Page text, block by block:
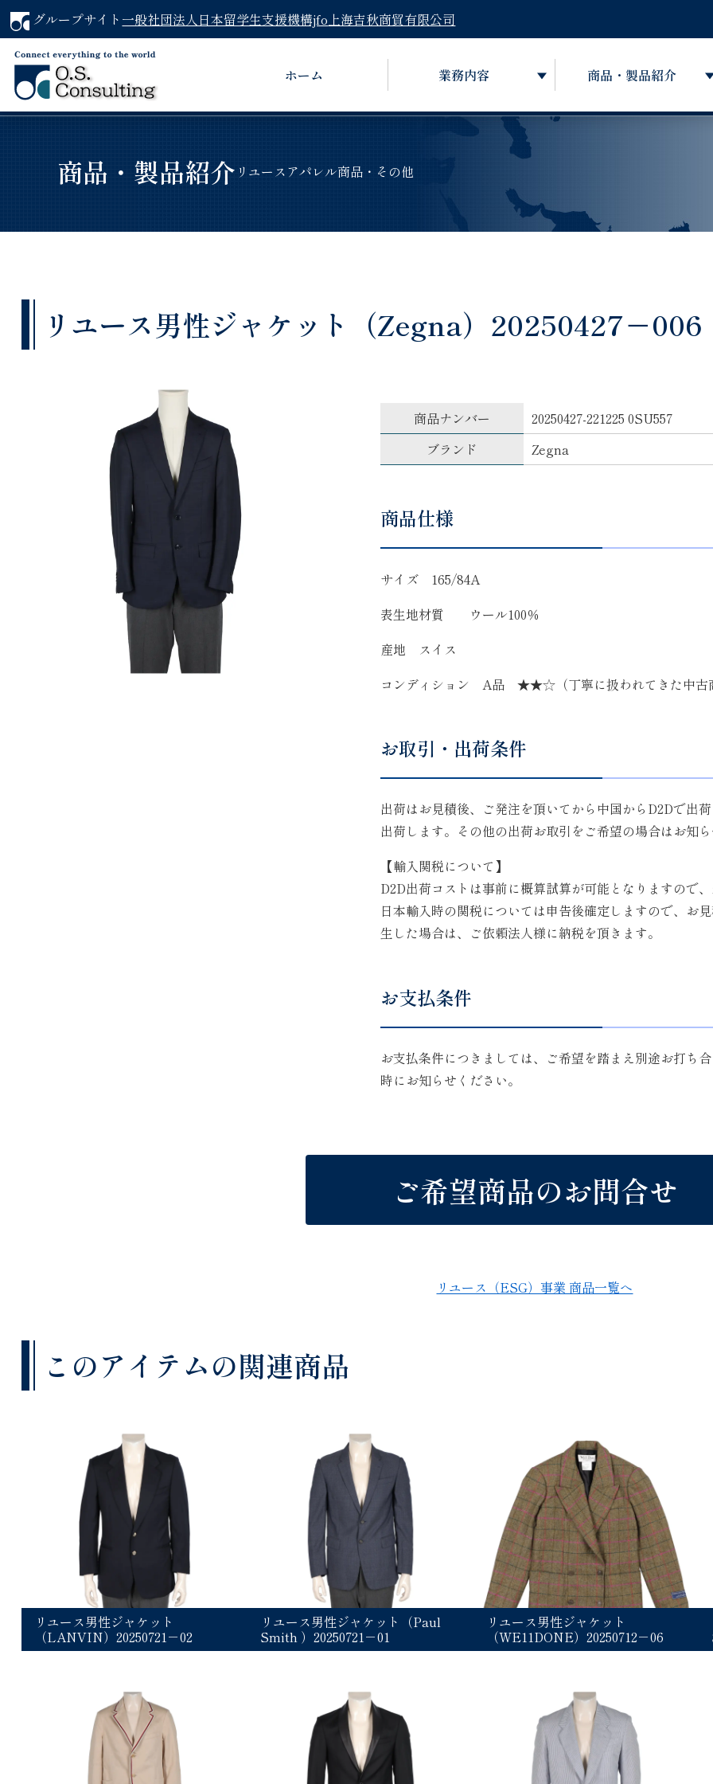
グループサイト 一般社団法人日本留学生支援機構jfo 上海吉秋商貿有限公司
ホーム 業務内容 商品・製品紹介
商品・製品紹介 リユースアパレル商品・その他
リユース男性ジャケット（Zegna）20250427－006
商品ナンバー
20250427-221225 0SU557
ブランド
Zegna
商品仕様
サイズ 165/84A
表生地材質 ウール100％
産地 スイス
コンディション A品 ★★☆（丁寧に扱われてきた中古
お取引・出荷条件
出荷はお見積後、ご発注を頂いてから中国からD2Dで出
出荷します。その他の出荷お取引をご希望の場合はお知
【輸入関税について】
D2D出荷コストは事前に概算試算が可能となりますので
日本輸入時の関税については申告後確定しますので、お
生した場合は、ご依頼法人様に納税を頂きます。
お支払条件
お支払条件につきましては、ご希望を踏まえ別途お打ち
時にお知らせください。
ご希望商品のお問合せ
リユース（ESG）事業 商品一覧へ
このアイテムの関連商品
リユース男性ジャケット
（LANVIN）20250721－02
リユース男性ジャケット（Paul
Smith ）20250721－01
リユース男性ジャケット
（WE11DONE）20250712－06